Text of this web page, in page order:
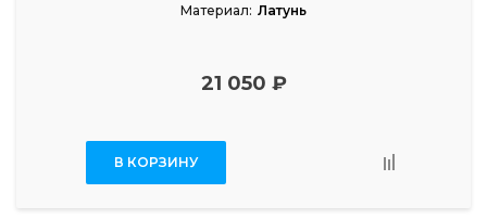
Материал: Латунь
21 050 ₽
В КОРЗИНУ